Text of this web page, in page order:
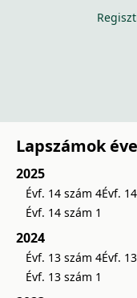
Lapszámok
2025
Évf. 14 szám 4Évf.
Évf. 14 szám 1
2024
Évf. 13 szám 4Évf.
Évf. 13 szám 1